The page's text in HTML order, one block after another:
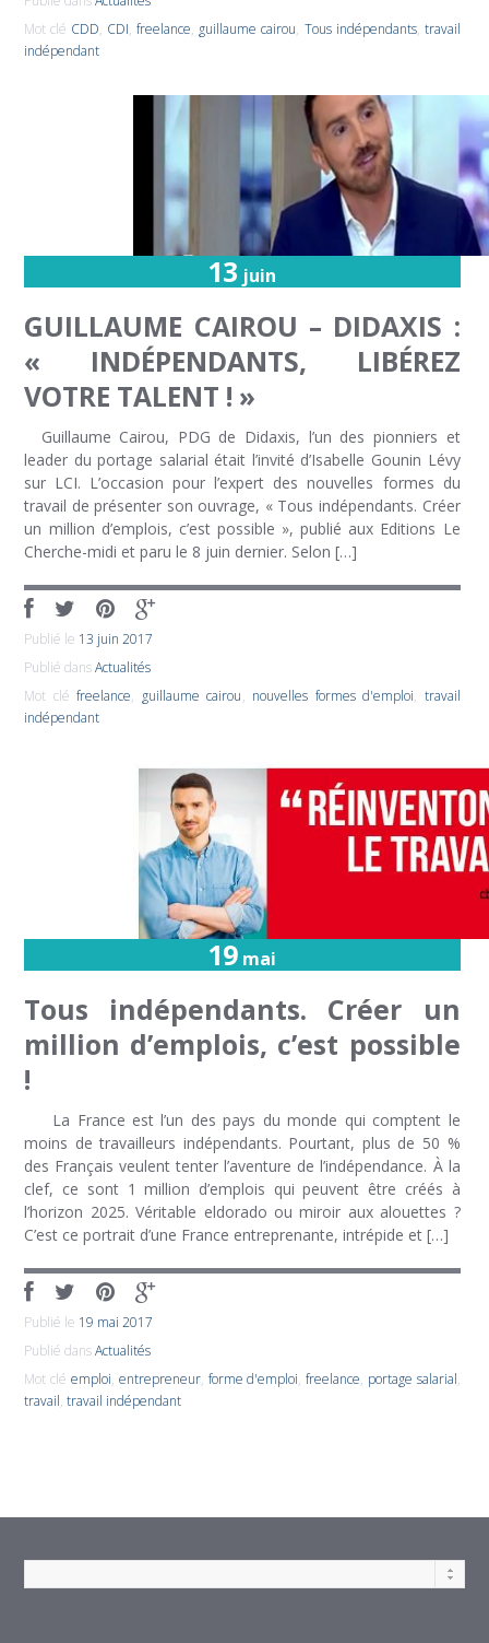
Mot clé CDD, CDI,freelance, guillaume cairou, Tous indépendants, travail
indépendant
13 juin
GUILLAUME CAIROU – DIDAXIS :
« INDÉPENDANTS, LIBÉREZ
VOTRE TALENT ! »
Guillaume Cairou, PDG de Didaxis, l’un des pionniers et
leader du portage salarial était l’invité d’Isabelle Gounin Lévy
sur LCI. L’occasion pour l’expert des nouvelles formes du
travail de présenter son ouvrage, « Tous indépendants. Créer
un million d’emplois, c’est possible », publié aux Editions Le
Cherche-midi et paru le 8 juin dernier. Selon […]
Publié le 13 juin 2017
Publié dansActualités
Mot cléfreelance, guillaume cairou, nouvelles formes d'emploi, travail
indépendant
19 mai
Tous indépendants. Créer un
million d’emplois, c’est possible
!
La France est l’un des pays du monde qui comptent le
moins de travailleurs indépendants. Pourtant, plus de 50 %
des Français veulent tenter l’aventure de l’indépendance. À la
clef, ce sont 1 million d’emplois qui peuvent être créés à
l’horizon 2025. Véritable eldorado ou miroir aux alouettes ?
C’est ce portrait d’une France entreprenante, intrépide et […]
Publié le 19 mai 2017
Publié dansActualités
Mot clé emploi, entrepreneur, forme d'emploi,freelance, portage salarial,
travail,travail indépendant